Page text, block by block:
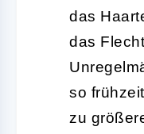
das
das
so
zu